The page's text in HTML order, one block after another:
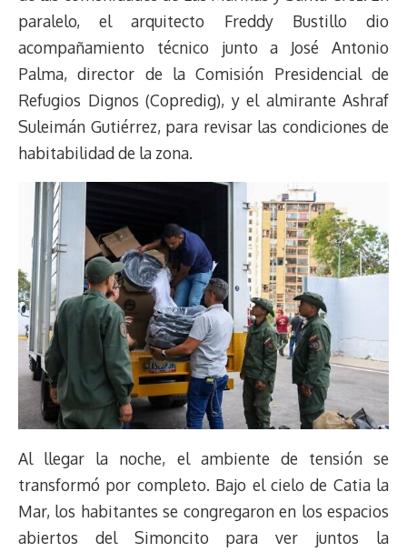
paralelo, el arquitecto Freddy Bustillo dio
acompañamiento técnico junto a José Antonio
Palma, director de la Comisión Presidencial de
Refugios Dignos (Copredig), y el almirante Ashraf
Suleimán Gutiérrez, para revisar las condiciones de
habitabilidad de la zona.
Al llegar la noche, el ambiente de tensión se
transformó por completo. Bajo el cielo de Catia la
Mar, los habitantes se congregaron en los espacios
abiertos del Simoncito para ver juntos la